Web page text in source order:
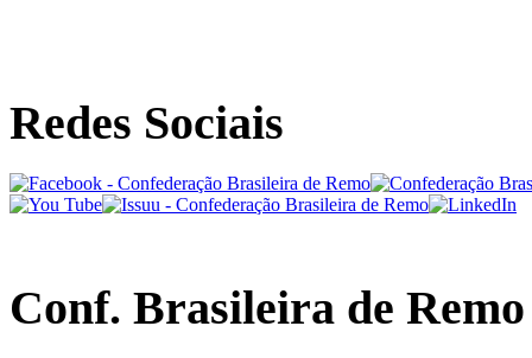
Redes Sociais
Conf. Brasileira de Remo